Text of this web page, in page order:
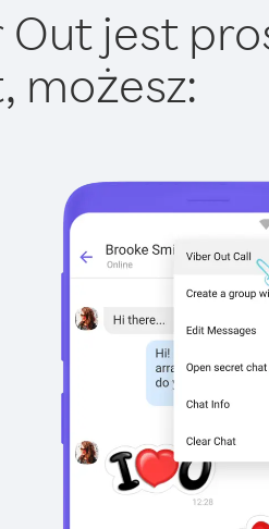
jest
możesz: